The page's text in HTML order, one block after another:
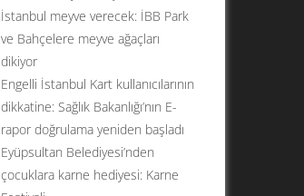
İstanbul meyve verecek: İBB Park
ve Bahçelere meyve ağaçları
dikiyor
Engelli İstanbul Kart kullanıcılarının
dikkatine: Sağlık Bakanlığı’nın E-
rapor doğrulama yeniden başladı
Eyüpsultan Belediyesi’nden
çocuklara karne hediyesi: Karne